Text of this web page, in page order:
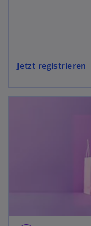
Jetzt registrieren